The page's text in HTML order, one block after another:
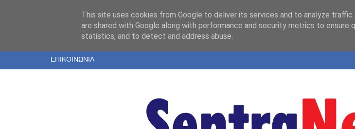
ΤΑΥΤΟΤΗΤΑ
ΕΝΤΥΠΗ ΕΚΔΟΣΗ
ΕΠΙΚΟΙΝΩΝΙΑ
This site uses cookies from Google to deliver its services and to analyze
are shared with Google along with performance and security metrics to ensure
statistics, and to detect and address abuse.